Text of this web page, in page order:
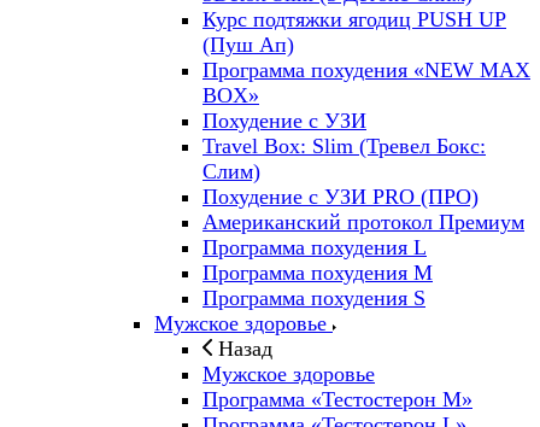
Курс подтяжки ягодиц PUSH UP
(Пуш Ап)
Программа похудения «NEW MAX
BOX»
Похудение с УЗИ
Travel Box: Slim (Тревел Бокс:
Слим)
Похудение с УЗИ PRO (ПРО)
Американский протокол Премиум
Программа похудения L
Программа похудения M
Программа похудения S
Мужское здоровье
Назад
Мужское здоровье
Программа «Тестостерон M»